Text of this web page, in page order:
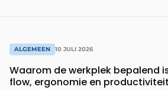
ALGEMEEN 10 JULI 2026
Waarom de werkplek bepalend
flow, ergonomie en productiviteit